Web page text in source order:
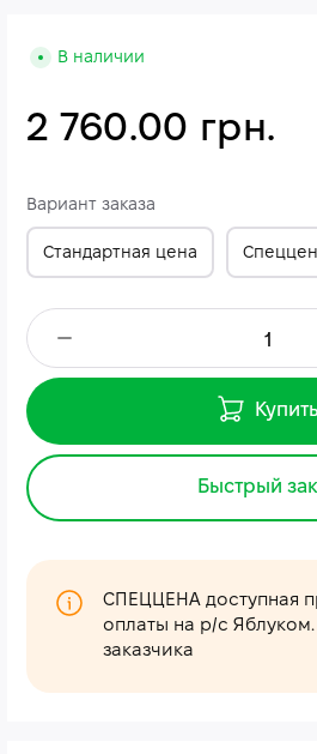
В наличии
2 760.00 грн.
Вариант заказа
Стандартная цена
Купить
Быстрый
СПЕЦЦЕНА доступная
оплаты на р/с Яблуком.
заказчика